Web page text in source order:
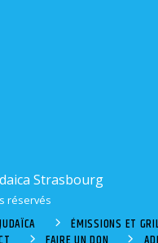
Strasbourg
réservés
ÉMISSIONS ET